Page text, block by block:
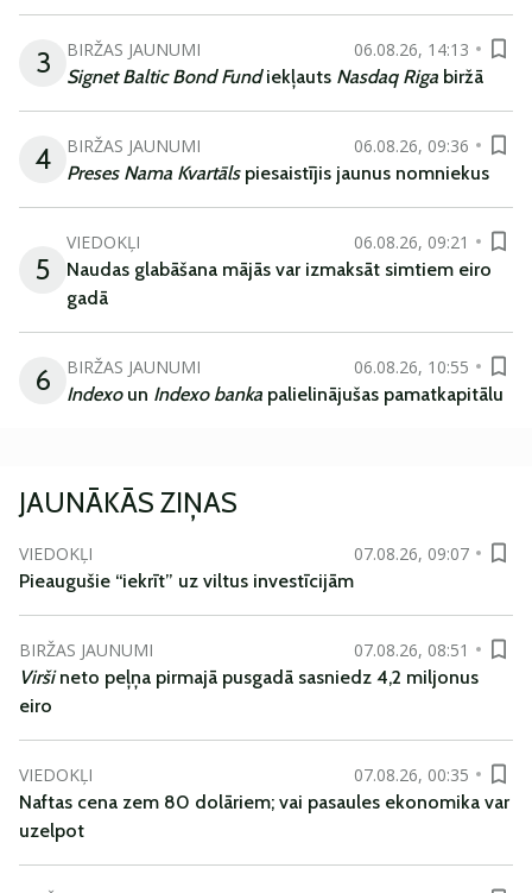
3 BIRŽAS JAUNUMI
06.08.26, 14:13
Signet Baltic Bond Fundiekļauts Nasdaq Riga biržā
4 BIRŽAS JAUNUMI
06.08.26, 09:36
Preses Nama Kvartāls piesaistījis jaunus nomniekus
5
VIEDOKĻI
06.08.26, 09:21
Naudas glabāšana mājās var izmaksāt simtiem eiro
gadā
6 BIRŽAS JAUNUMI
06.08.26, 10:55
Indexoun Indexo banka palielinājušas pamatkapitālu
JAUNĀKĀS ZIŅAS
VIEDOKĻI
07.08.26, 09:07
Pieaugušie “iekrīt” uz viltus investīcijām
BIRŽAS JAUNUMI
07.08.26, 08:51
Viršineto peļņa pirmajā pusgadā sasniedz 4,2 miljonus
eiro
VIEDOKĻI
07.08.26, 00:35
Naftas cena zem 80 dolāriem; vai pasaules ekonomika var
uzelpot